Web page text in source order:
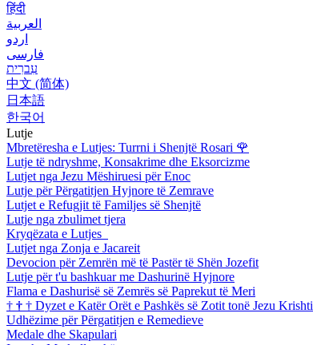
हिंदी
العربية
اردو
فارسی
עִברִית
中文 (简体)
日本語
한국어
Lutje
Mbretëresha e Lutjes: Turrni i Shenjtë Rosari 🌹
Lutje të ndryshme, Konsakrime dhe Eksorcizme
Lutjet nga Jezu Mëshiruesi për Enoc
Lutje për Përgatitjen Hyjnore të Zemrave
Lutjet e Refugjit të Familjes së Shenjtë
Lutje nga zbulimet tjera
Kryqëzata e Lutjes
Lutjet nga Zonja e Jacareit
Devocion për Zemrën më të Pastër të Shën Jozefit
Lutje për t'u bashkuar me Dashurinë Hyjnore
Flama e Dashurisë së Zemrës së Paprekut të Meri
† † † Dyzet e Katër Orët e Pashkës së Zotit tonë Jezu Krishti
Udhëzime për Përgatitjen e Remedieve
Medale dhe Skapulari